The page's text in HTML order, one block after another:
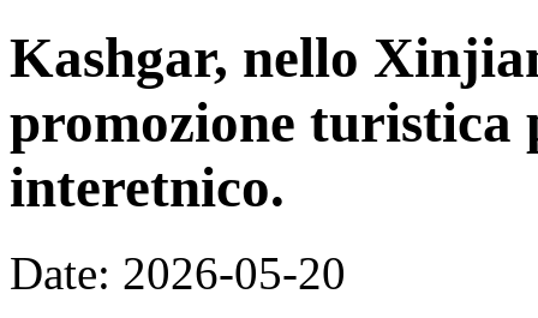
Kashgar, nello
promozione turistica
interetnico.
Date: 2026-05-20